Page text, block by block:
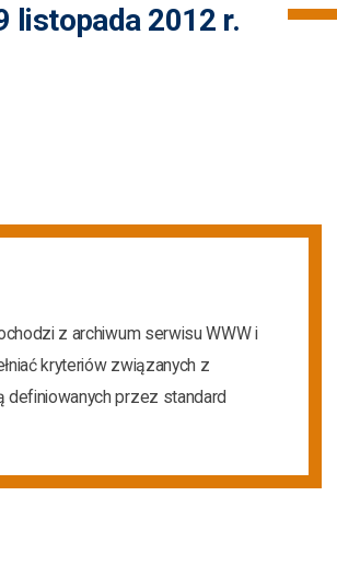
listopada 2012 r.
z archiwum serwisu WWW i
kryteriów związanych z
definiowanych przez standard